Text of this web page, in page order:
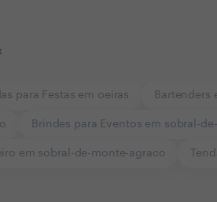
para Festas em oeiras Bartenders
Brindes para Eventos em sobral-
em sobral-de-monte-agraco